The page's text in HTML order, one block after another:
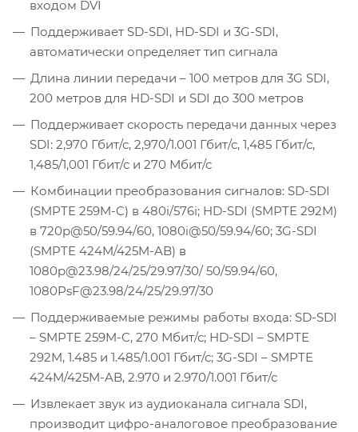
входом DVI
Поддерживает SD-SDI, HD-SDI и 3G-SDI,
автоматически определяет тип сигнала
Длина линии передачи – 100 метров для 3G SDI,
200 метров для HD-SDI и SDI до 300 метров
Поддерживает скорость передачи данных через
SDI: 2,970 Гбит/с, 2,970/1.001 Гбит/с, 1,485 Гбит/с,
1,485/1,001 Гбит/с и 270 Мбит/с
Комбинации преобразования сигналов: SD-SDI
(SMPTE 259M-C) в 480i/576i; HD-SDI (SMPTE 292M)
в 720p@50/59.94/60, 1080i@50/59.94/60; 3G-SDI
(SMPTE 424M/425M-AB) в
1080p@23.98/24/25/29.97/30/ 50/59.94/60,
1080PsF@23.98/24/25/29.97/30
Поддерживаемые режимы работы входа: SD-SDI
– SMPTE 259M-C, 270 Мбит/с; HD-SDI – SMPTE
292M, 1.485 и 1.485/1.001 Гбит/с; 3G-SDI – SMPTE
424M/425M-AB, 2.970 и 2.970/1.001 Гбит/с
Извлекает звук из аудиоканала сигнала SDI,
производит цифро-аналоговое преобразование